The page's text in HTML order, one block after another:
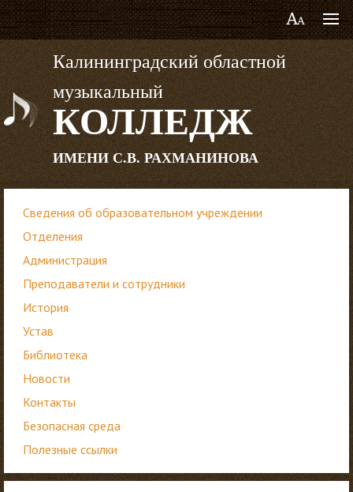
Калининградский областной
музыкальный
КОЛЛЕДЖ
ИМЕНИ С.В. РАХМАНИНОВА
Сведения об образовательном учреждении
Отделения
Администрация
Преподаватели и сотрудники
История
Устав
Библиотека
Новости
Контакты
Безопасная среда
Полезные ссылки